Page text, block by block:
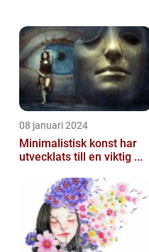
08 januari 2024
Minimalistisk konst har
utvecklats till en viktig ...